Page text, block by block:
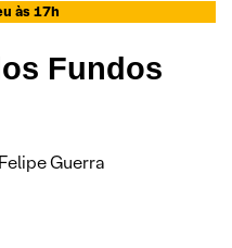
às 17h
Fundos
Guerra